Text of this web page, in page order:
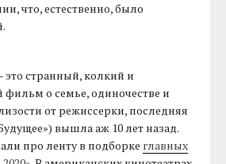
что, естественно, было
странный, колкий и
о семье, одиночестве и
от режиссерки, последняя
вышла аж 10 лет назад.
про ленту в подборке главных